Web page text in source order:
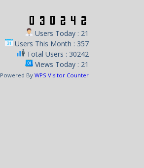
Users Today : 21
Users This Month : 357
Total Users : 30242
Views Today : 21
Powered By WPS Visitor Counter